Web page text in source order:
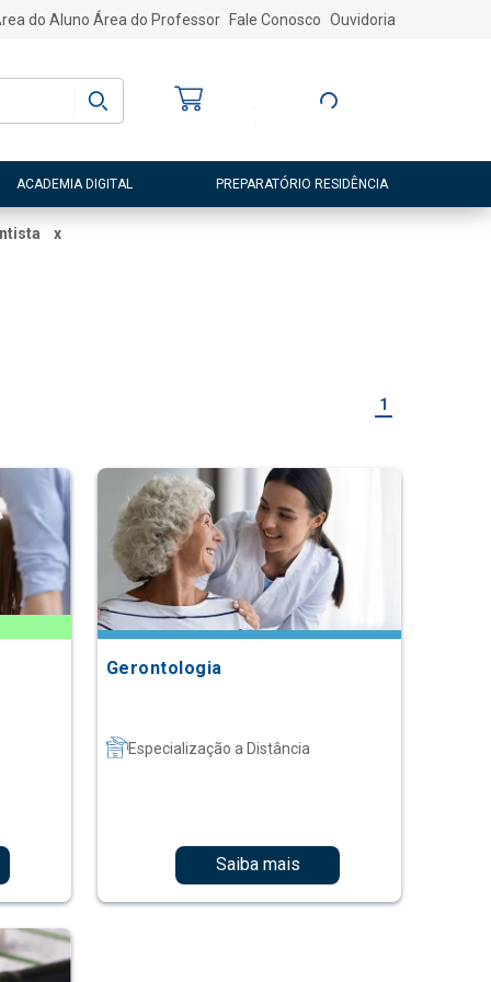
do Aluno Área do Professor Fale Conosco Ouvidoria
Entre ou Cadastre-
ACADEMIA DIGITAL PREPARATÓRIO RESIDÊNCIA
x
1
Gerontologia
Especialização a Distância
Saiba mais